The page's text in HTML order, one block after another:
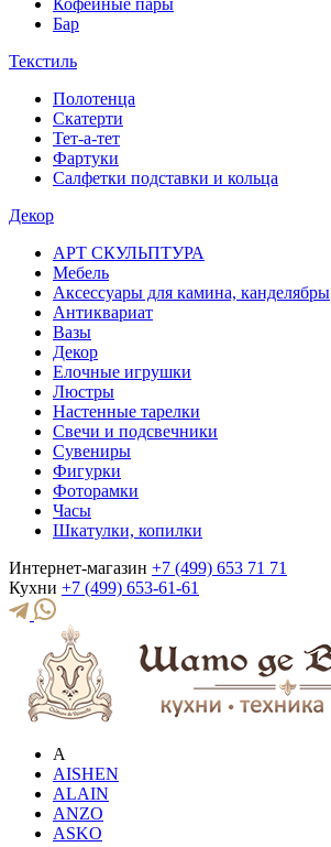
Бар
Текстиль
Полотенца
Скатерти
Тет-а-тет
Фартуки
Салфетки подставки и кольца
Декор
АРТ СКУЛЬПТУРА
Мебель
Аксессуары для камина, канделябры
Антиквариат
Вазы
Декор
Елочные игрушки
Люстры
Настенные тарелки
Свечи и подсвечники
Сувениры
Фигурки
Фоторамки
Часы
Шкатулки, копилки
Интернет-магазин +7 (499) 653 71 71
Кухни +7 (499) 653-61-61
A
AISHEN
ALAIN
ANZO
ASKO